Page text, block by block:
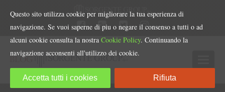
Questo sito utilizza cookie per migliorare la tua esperienza di
navigazione. Se vuoi saperne di piu o negare il consenso a tutti o ad
alcuni cookie consulta la nostra Cookie Policy. Continuando la
navigazione acconsenti all'utilizzo dei cookie.
Accetta tutti i cookies Rifiuta